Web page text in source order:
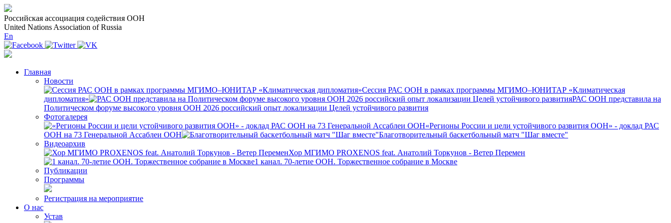
Российская ассоциация содействия ООН
United Nations Association of Russia
En
Главная
Новости
Сессия РАС ООН в рамках программы МГИМО–ЮНИТАР «Климатическая
дипломатия»
РАС ООН представила на
Политическом форуме высокого уровня ООН 2026 российский опыт локализации Целей устойчивого развития
Фотогалерея
«Регионы России и цели устойчивого развития ООН» - доклад РАС
ООН на 73 Генеральной Ассаблеи ООН
Благотворительный баскетбольный матч "Шаг вместе"
Видеоархив
Хор МГИМО PROXENOS feat. Анатолий Торкунов - Ветер Перемен
1 канал. 70-летие ООН. Торжественное собрание в Москве
Публикации
Программы
Регистрация на мероприятие
О нас
Устав